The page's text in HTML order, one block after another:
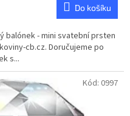
Do košíku
balónek - mini svatební prsten
cb.cz. Doručujeme po
s...
Kód: 0997